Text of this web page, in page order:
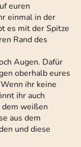
euren
einmal in der
es mit der Spitze
Rand des
Augen. Dafür
oberhalb eures
ihr keine
ihr auch
dem weißen
aus dem
und diese